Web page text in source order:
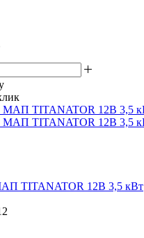
TITANATOR 12В 3,5 кВт